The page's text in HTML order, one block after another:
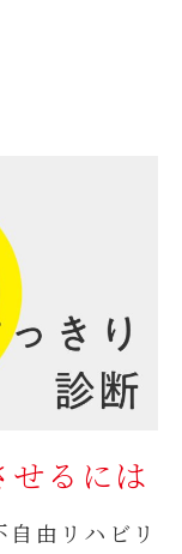
るには
由リハビリ